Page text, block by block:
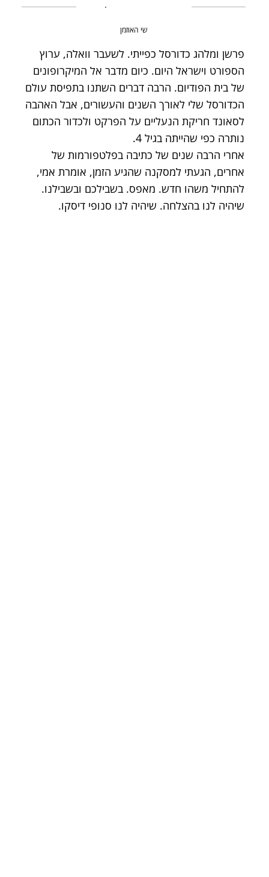
שי האוזמן
פרשן ומלהג כדורסל כפייתי. לשעבר וואלה, ערוץ
הספורט וישראל היום. כיום מדבר אל המיקרופונים
של בית הפודיום. הרבה דברים השתנו בתפיסת עולם
הכדורסל שלי לאורך השנים והעשורים, אבל האהבה
לסאונד חריקת הנעליים על הפרקט ולכדור הכתום
נותרה כפי שהייתה בגיל 4.
אחרי הרבה שנים של כתיבה בפלטפורמות של
אחרים, הגעתי למסקנה שהגיע הזמן, אומרת אמי,
להתחיל משהו חדש. מאפס. בשבילכם ובשבילנו.
שיהיה לנו בהצלחה. שיהיה לנו סנופי דיסקו.